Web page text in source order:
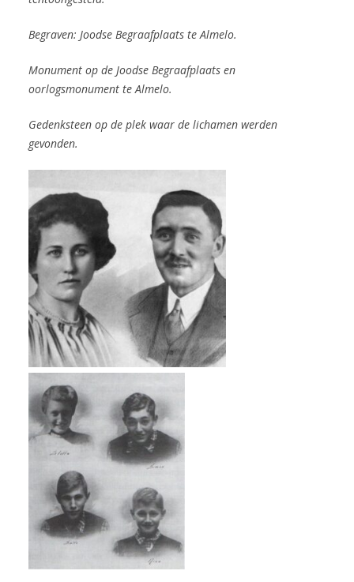
Begraven: Joodse Begraafplaats te Almelo.
Monument op de Joodse Begraafplaats en
oorlogsmonument te Almelo.
Gedenksteen op de plek waar de lichamen werden
gevonden.